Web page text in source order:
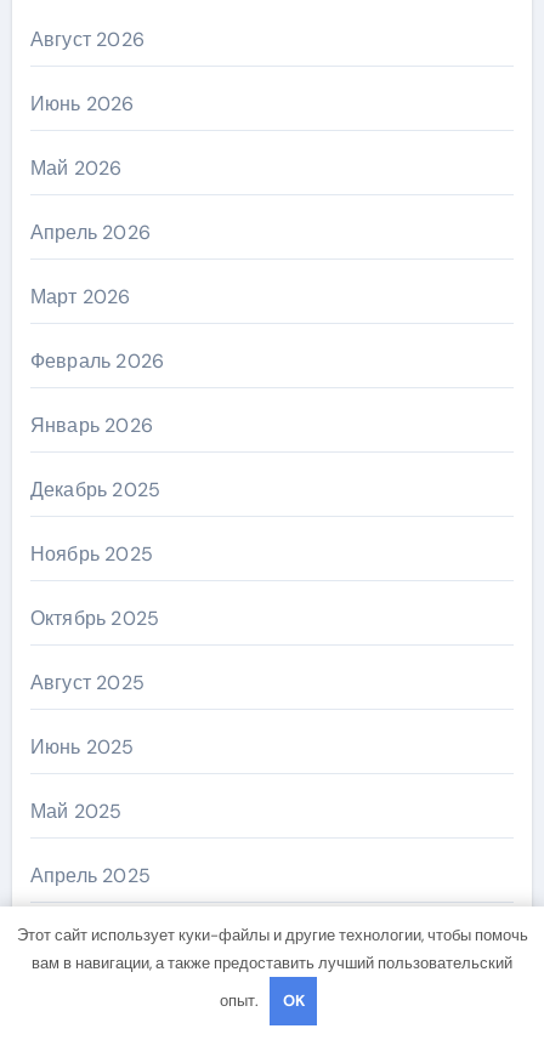
Август 2026
Июнь 2026
Май 2026
Апрель 2026
Март 2026
Февраль 2026
Январь 2026
Декабрь 2025
Ноябрь 2025
Октябрь 2025
Август 2025
Июнь 2025
Май 2025
Апрель 2025
Октябрь 2024
Этот сайт использует куки-файлы и другие технологии, чтобы помочь
вам в навигации, а также предоставить лучший пользовательский
опыт.
OK